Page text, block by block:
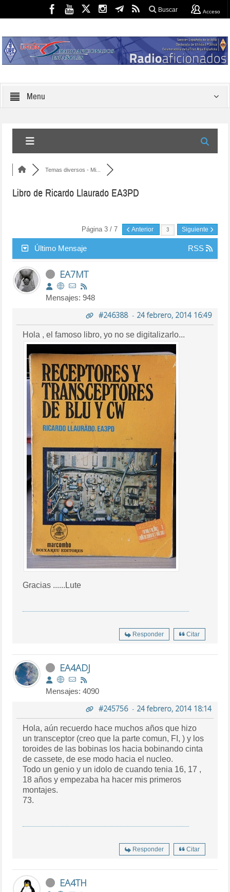
Buscar Acceso
Menu
Temas diversos - Mi...
Libro de Ricardo Llaurado EA3PD
Página 3 / 7 Anterior Siguiente
Último Mensaje RSS
EA7MT
Mensajes: 948
#246388- 24 febrero, 2014 16:49
Hola , el famoso libro, yo no se digitalizarlo...
Gracias ......Lute
Responder Citar
EA4ADJ
Mensajes: 4090
#245756- 24 febrero, 2014 18:14
Hola, aún recuerdo hace muchos años que hizo
un transceptor (creo que la parte comun, FI, ) y los
toroides de las bobinas los hacia bobinando cinta
de cassete, de ese modo hacia el nucleo.
Todo un genio y un idolo de cuando tenia 16, 17 ,
18 años y empezaba ha hacer mis primeros
montajes.
73.
Responder Citar
EA4TH